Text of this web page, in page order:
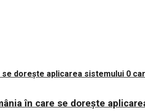
în care se dorește